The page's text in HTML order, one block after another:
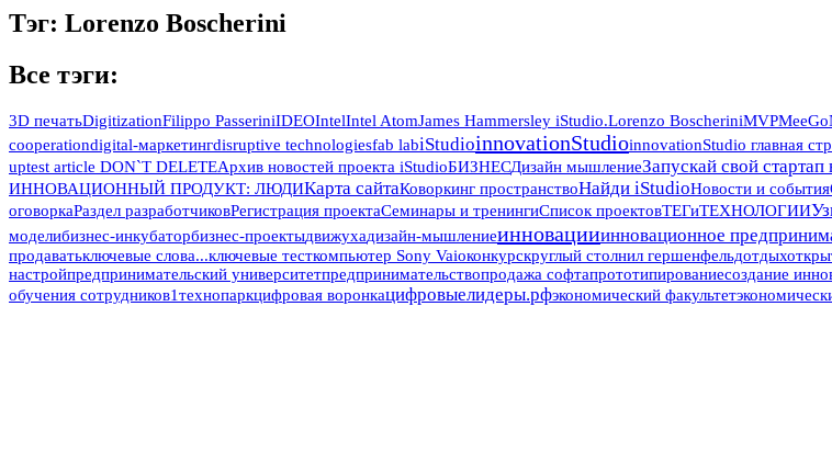
Тэг: Lorenzo Boscherini
Все тэги:
3D печатьDigitizationFilippo PasseriniIDEOIntelIntel AtomJames Hammersley iStudio.Lorenzo BoscheriniMVPMeeGo
cooperationdigital-маркетингdisruptive technologiesfab labiStudioinnovationStudioinnovationStudio главная
uptest article DON`T DELETEАрхив новостей проекта iStudioБИЗНЕСДизайн мышлениеЗапускай свой
ИННОВАЦИОННЫЙ ПРОДУКТ: ЛЮДИКарта сайтаКоворкинг пространствоНайди iStudioНовости и события
оговоркаРаздел разработчиковРегистрация проектаСеминары и тренингиСписок проектовТЕГиТЕХНОЛОГИИ
моделибизнес-инкубаторбизнес-проектыдвижухадизайн-мышлениеинновацииинновационное
продаватьключевые слова...ключевые тесткомпьютер Sony Vaioконкурскруглый столнил гершенфельдотдых
настройпредпринимательский университетпредпринимательствопродажа софтапрототипированиесоздание
обучения сотрудников1технопаркцифровая воронкацифровыелидеры.рфэкономический факультет